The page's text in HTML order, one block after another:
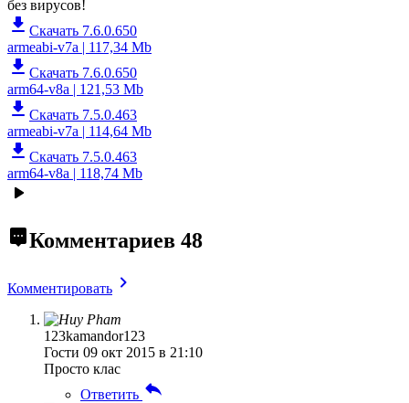
без вирусов!
Скачать 7.6.0.650
armeabi-v7a | 117,34 Mb
Скачать 7.6.0.650
arm64-v8a | 121,53 Mb
Скачать 7.5.0.463
armeabi-v7a | 114,64 Mb
Скачать 7.5.0.463
arm64-v8a | 118,74 Mb
Комментариев 48
Комментировать
123kamandor123
Гости 09 окт 2015 в 21:10
Просто клас
Ответить